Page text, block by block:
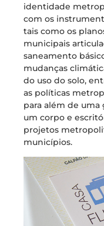
identidade
com os
tais como os
municipais
saneamento
mudanças
do uso do solo,
as políticas
para além de
um corpo e
projetos
municípios.